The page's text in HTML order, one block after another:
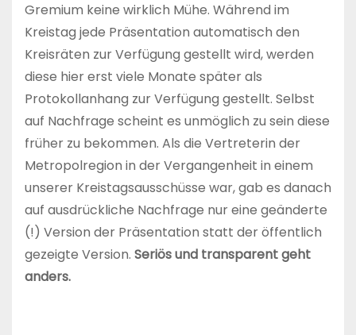
Gremium keine wirklich Mühe. Während im
Kreistag jede Präsentation automatisch den
Kreisräten zur Verfügung gestellt wird, werden
diese hier erst viele Monate später als
Protokollanhang zur Verfügung gestellt. Selbst
auf Nachfrage scheint es unmöglich zu sein diese
früher zu bekommen. Als die Vertreterin der
Metropolregion in der Vergangenheit in einem
unserer Kreistagsausschüsse war, gab es danach
auf ausdrückliche Nachfrage nur eine geänderte
(!) Version der Präsentation statt der öffentlich
gezeigte Version. Seriös und transparent geht
anders.